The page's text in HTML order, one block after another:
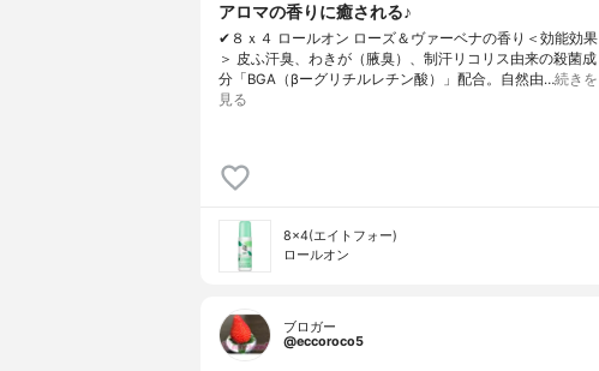
アロマの香りに癒される♪
✔︎８ｘ４ ロールオン ローズ＆ヴァーベナの香り＜効能効果
＞ 皮ふ汗臭、わきが（腋臭）、制汗リコリス由来の殺菌成
分「BGA（βーグリチルレチン酸）」配合。自然由…続きを
見る
8×4(エイトフォー)
ロールオン
ブロガー
@eccoroco5